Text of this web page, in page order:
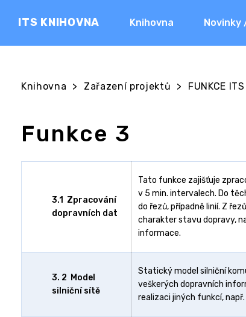
ITS KNIHOVNA Knihovna Novinky
Knihovna > Zařazení projektů > FUNKCE ITS
Funkce 3
3.1 Zpracování
dopravních dat
Tato funkce zajišťuje
v 5 min. intervalech. Do
do řezů, případně linií. Z
charakter stavu dopravy,
informace.
3. 2 Model
silniční sítě
Statický model silniční
veškerých dopravních
realizaci jiných funkcí,